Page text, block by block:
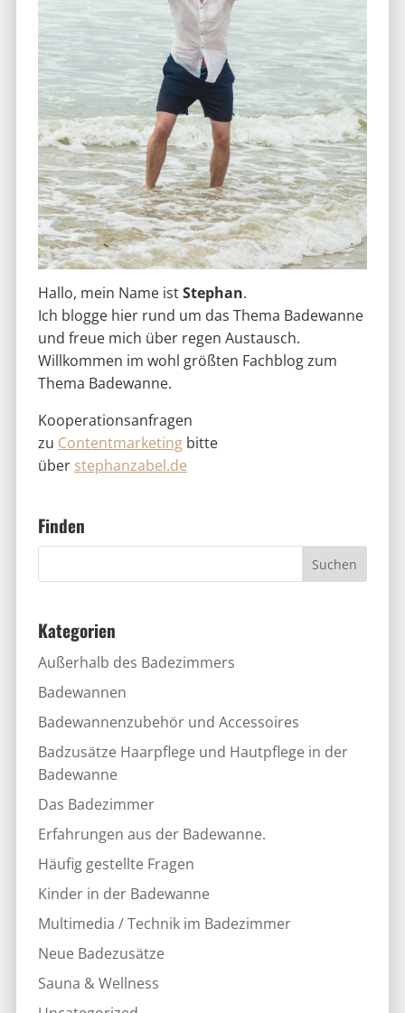
Hallo, mein Name istStephan.
Ich blogge hier rund um das Thema Badewanne
und freue mich über regen Austausch.
Willkommen im wohl größten Fachblog zum
Thema Badewanne.
Kooperationsanfragen
zu Contentmarketingbitte
über stephanzabel.de
Finden
Kategorien
Außerhalb des Badezimmers
Badewannen
Badewannenzubehör und Accessoires
Badzusätze Haarpflege und Hautpflege in der
Badewanne
Das Badezimmer
Erfahrungen aus der Badewanne.
Häufig gestellte Fragen
Kinder in der Badewanne
Multimedia / Technik im Badezimmer
Neue Badezusätze
Sauna & Wellness